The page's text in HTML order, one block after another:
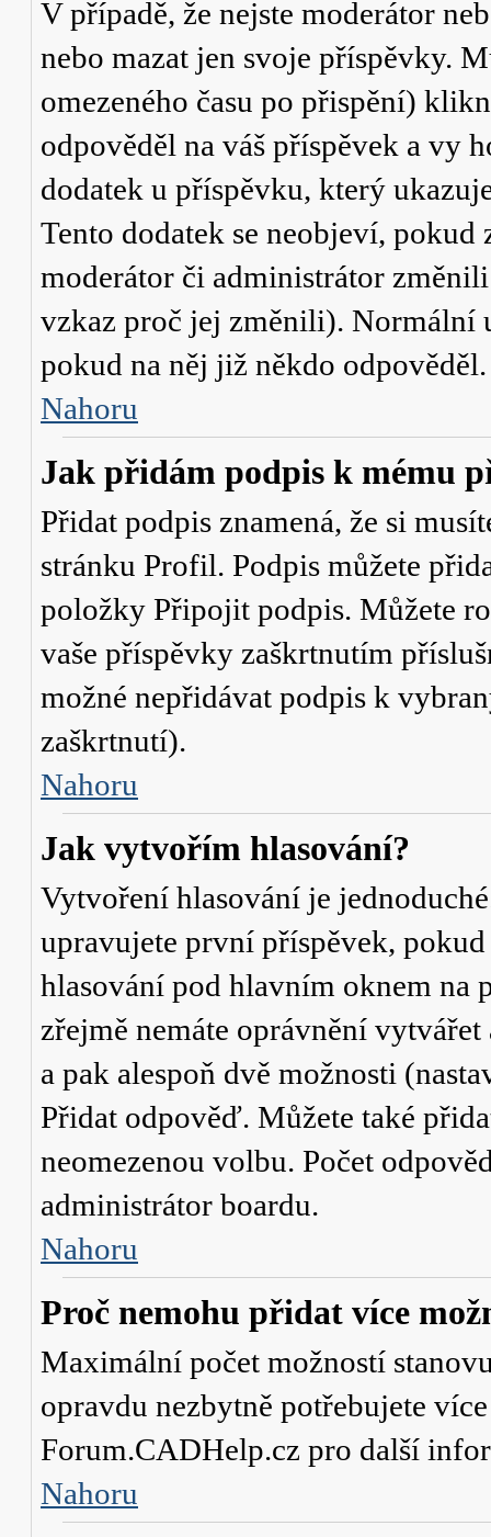
V případě, že nejste moderátor
nebo mazat jen svoje příspěvky.
omezeného času po přispění)
odpověděl na váš příspěvek a vy
dodatek u příspěvku, který
Tento dodatek se neobjeví,
moderátor či administrátor
vzkaz proč jej změnili). Normální
pokud na něj již někdo odpověděl.
Nahoru
Jak přidám podpis k mému
Přidat podpis znamená, že si
stránku Profil. Podpis můžete
položky Připojit podpis. Můžete
vaše příspěvky zaškrtnutím
možné nepřidávat podpis k
zaškrtnutí).
Nahoru
Jak vytvořím hlasování?
Vytvoření hlasování je
upravujete první příspěvek,
hlasování pod hlavním oknem na
zřejmě nemáte oprávnění
a pak alespoň dvě možnosti
Přidat odpověď. Můžete také
neomezenou volbu. Počet
administrátor boardu.
Nahoru
Proč nemohu přidat více
Maximální počet možností
opravdu nezbytně potřebujete
Forum.CADHelp.cz pro další
Nahoru